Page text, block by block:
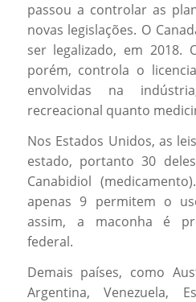
passou a controlar as
novas legislações. O
ser legalizado, em 2018.
porém, controla o
envolvidas na
recreacional quanto
Nos Estados Unidos, as
estado, portanto 30
Canabidiol
apenas 9 permitem o
assim, a maconha é
federal.
Demais países, como
Argentina, Venezuela,